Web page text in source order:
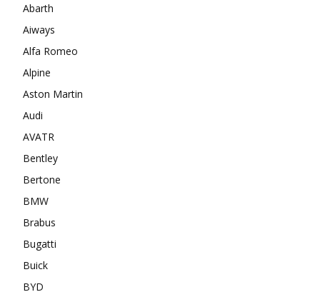
Abarth
Aiways
Alfa Romeo
Alpine
Aston Martin
Audi
AVATR
Bentley
Bertone
BMW
Brabus
Bugatti
Buick
BYD